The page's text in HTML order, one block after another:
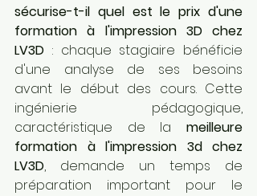
sécurise-t-il quel est le prix d'une
formation à l'impression 3D chez
LV3D : chaque stagiaire bénéficie
d'une analyse de ses besoins
avant le début des cours. Cette
ingénierie pédagogique,
caractéristique de la meilleure
formation à l'impression 3d chez
LV3D, demande un temps de
préparation important pour le